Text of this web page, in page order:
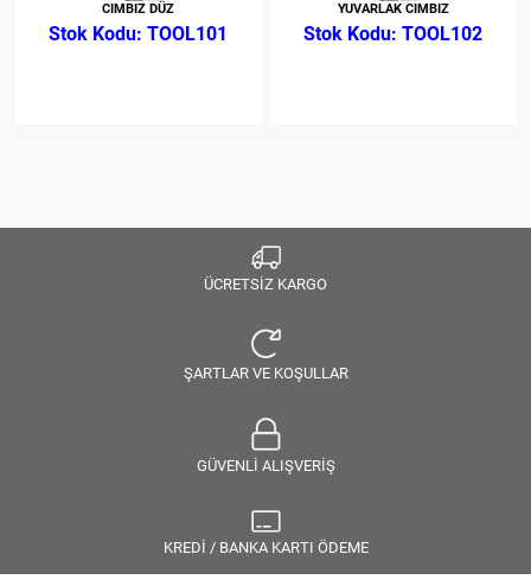
CIMBIZ DÜZ
TOOL101
YUVARLAK CIMBIZ
TOOL102
ÜCRETSİZ KARGO
ŞARTLAR VE KOŞULLAR
GÜVENLİ ALIŞVERİŞ
KREDİ / BANKA KARTI ÖDEME